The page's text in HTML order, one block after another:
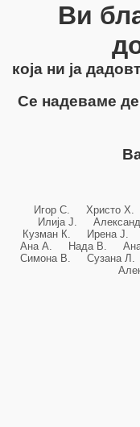
Ви
која ни ја
Се надеваме
Игор С. Христо
Илија Ј.
Кузман К. Ирена
Ана А. Нада В.
Симона В. Сузана